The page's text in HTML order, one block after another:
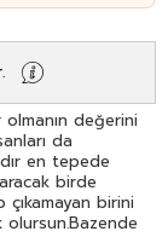
değerini
da
en tepede
birde
çıkamayan birini